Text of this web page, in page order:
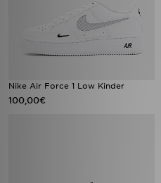
Nike Air Force 1 Low Kinder
100,00€